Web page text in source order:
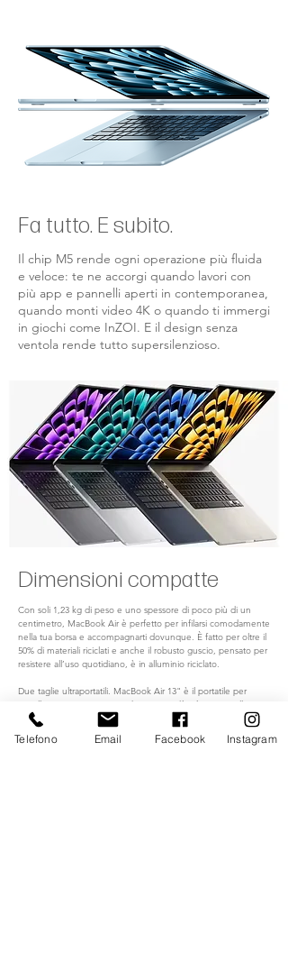
Fa tutto. E subito.
Il chip M5 rende ogni operazione più fluida
e veloce: te ne accorgi quando lavori con
più app e pannelli aperti in contemporanea,
quando monti video 4K o quando ti immergi
in giochi come InZOI. E il design senza
ventola rende tutto supersilenzioso.
Dimensioni compatte
Con soli 1,23 kg di peso e uno spessore di poco più di un
centimetro, MacBook Air è perfetto per infilarsi comodamente
nella tua borsa e accompagnarti dovunque. È fatto per oltre il
50% di materiali riciclati e anche il robusto guscio, pensato per
resistere all’uso quotidiano, è in alluminio riciclato.
Due taglie ultraportatili. MacBook Air 13" è il portatile per
eccellenza, mentre MacBook Air 15" ti dà più spazio sullo
schermo per il multitasking.
Telefono Email Facebook Instagram